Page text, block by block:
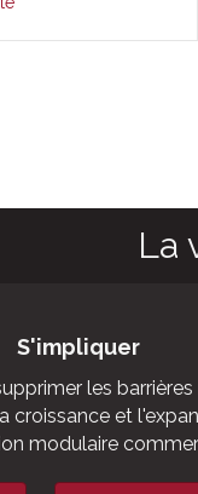
La
S'impliquer
les
croissance et
modulaire